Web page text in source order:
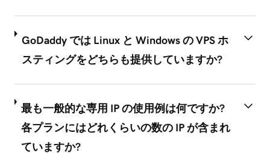
GoDaddy では Linux と Windows の VPS ホ
スティングをどちらも提供していますか?
最も一般的な専用 IP の使用例は何ですか?
各プランにはどれくらいの数の IP が含まれ
ていますか?